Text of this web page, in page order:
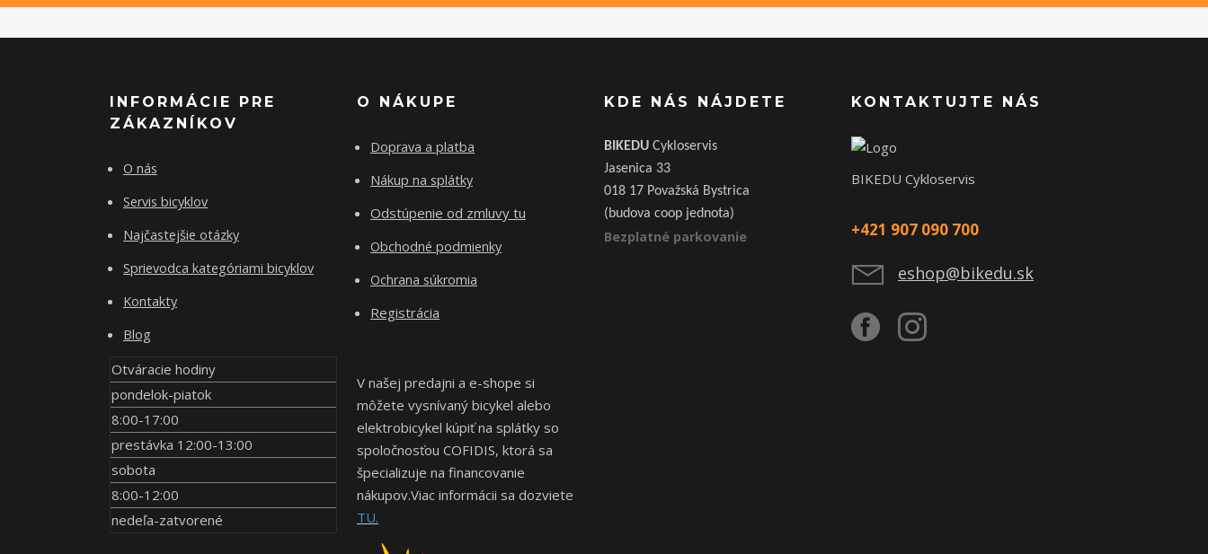
INFORMÁCIE PRE
ZÁKAZNÍKOV
O nás
Servis bicyklov
Najčastejšie otázky
Sprievodca kategóriami bicyklov
Kontakty
Blog
Otváracie hodiny
pondelok-piatok
8:00-17:00
prestávka 12:00-13:00
sobota
8:00-12:00
nedeľa-zatvorené
O NÁKUPE
Doprava a platba
Nákup na splátky
Odstúpenie od zmluvy tu
Obchodné podmienky
Ochrana súkromia
Registrácia
V našej predajni a e-shope si
môžete vysnívaný bicykel alebo
elektrobicykel kúpiť na splátky so
spoločnosťou COFIDIS, ktorá sa
špecializuje na financovanie
nákupov.Viac informácii sa dozviete
TU.
KDE NÁS NÁJDETE
BIKEDU Cykloservis
Jasenica 33
018 17 Považská Bystrica
(budova coop jednota)
Bezplatné parkovanie
KONTAKTUJTE NÁS
BIKEDU Cykloservis
+421 907 090 700
eshop@bikedu.sk